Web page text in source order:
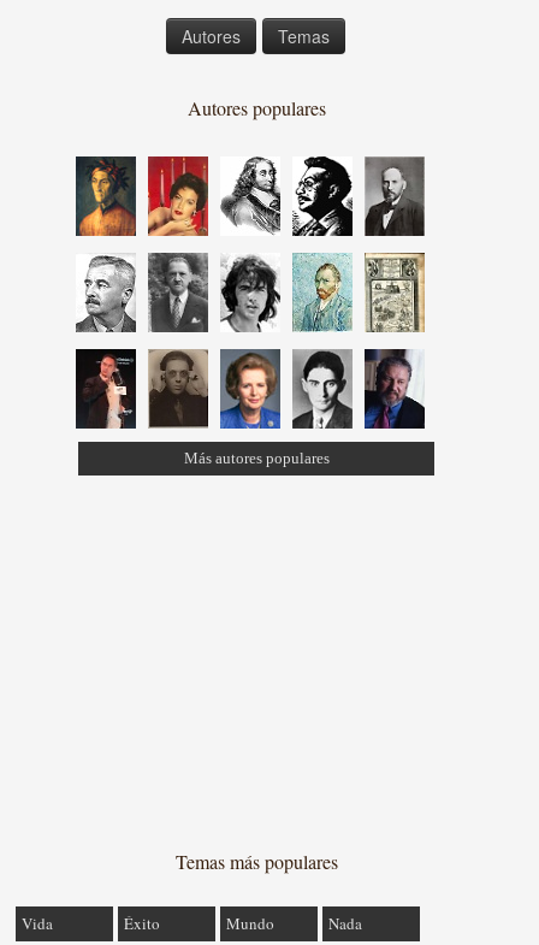
Autores Temas
Autores populares
Más autores populares
Temas más populares
Vida Éxito Mundo Nada